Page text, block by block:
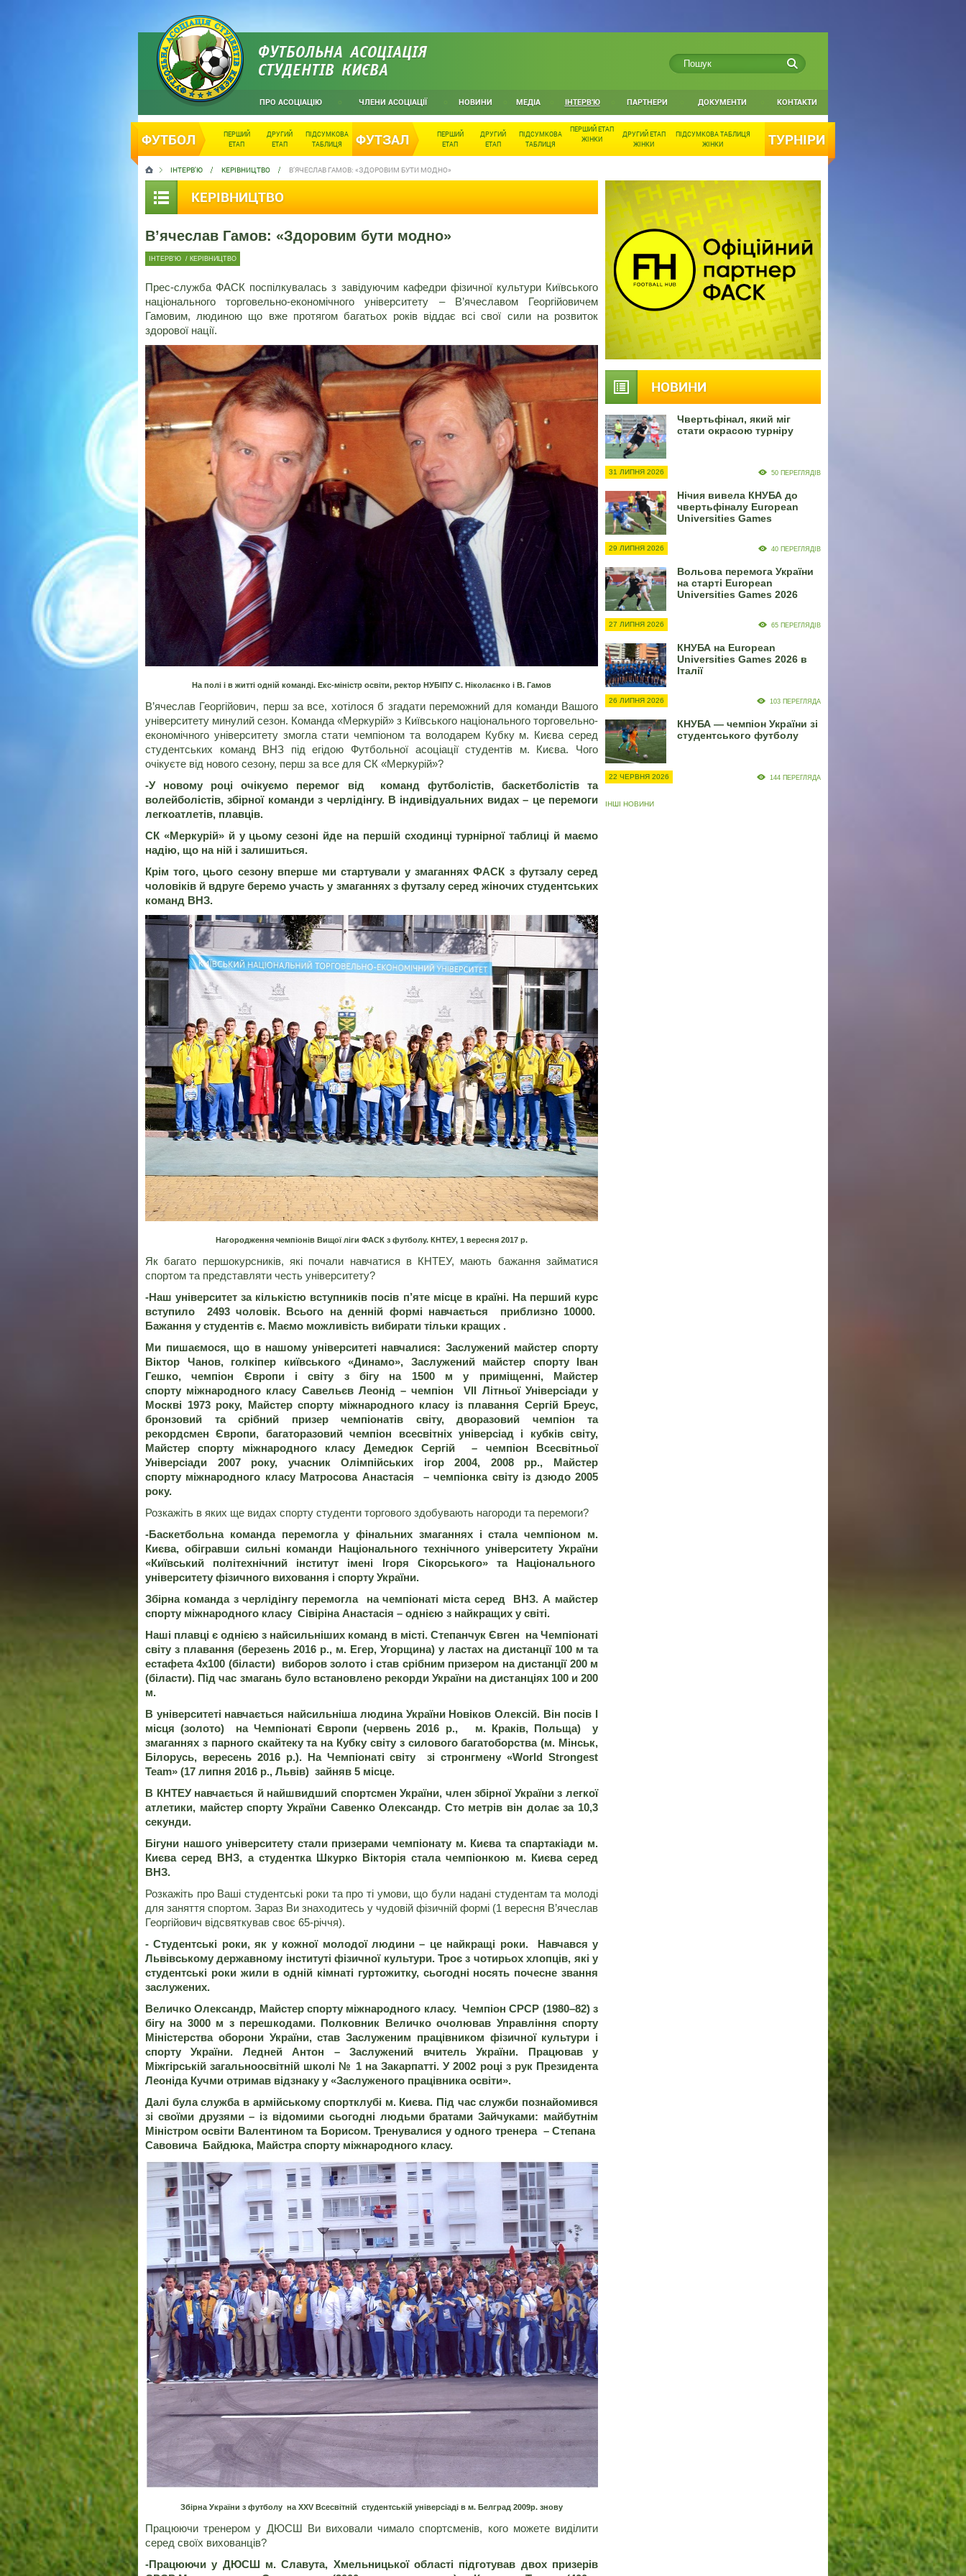
ФУТБОЛЬНА АСОЦІАЦІЯ
СТУДЕНТІВ КИЄВА
ПРО АСОЦІАЦІЮ ЧЛЕНИ АСОЦІАЦІЇ НОВИНИ МЕДІА ІНТЕРВ'Ю ПАРТНЕРИ ДОКУМЕНТИ КОНТАКТИ
ФУТБОЛ
ПЕРШИЙ
ЕТАП
ДРУГИЙ
ЕТАП
ПІДСУМКОВА
ТАБЛИЦЯ
ФУТЗАЛ
ПЕРШИЙ
ЕТАП
ДРУГИЙ
ЕТАП
ПІДСУМКОВА
ТАБЛИЦЯ
ПЕРШИЙ ЕТАП
ЖІНКИ
ДРУГИЙ ЕТАП
ЖІНКИ
ПІДСУМКОВА ТАБЛИЦЯ
ЖІНКИ
ТУРНІРИ
ІНТЕРВ'Ю КЕРІВНИЦТВО В’ЯЧЕСЛАВ ГАМОВ: «ЗДОРОВИМ БУТИ МОДНО»
КЕРІВНИЦТВО
В’ячеслав Гамов: «Здоровим бути модно»
ІНТЕРВ'Ю / КЕРІВНИЦТВО
Прес-служба ФАСК поспілкувалась з завідуючим кафедри фізичної культури Київського
національного торговельно-економічного університету – В’ячеславом Георгійовичем
Гамовим, людиною що вже протягом багатьох років віддає всі свої сили на розвиток
здорової нації.
На полі і в житті одній команді. Екс-міністр освіти, ректор НУБІПУ С. Ніколаєнко і В. Гамов
В’ячеслав Георгійович, перш за все, хотілося б згадати переможний для команди Вашого
університету минулий сезон. Команда «Меркурій» з Київського національного торговельно-
економічного університету змогла стати чемпіоном та володарем Кубку м. Києва серед
студентських команд ВНЗ під егідою Футбольної асоціації студентів м. Києва. Чого
очікуєте від нового сезону, перш за все для СК «Меркурій»?
-У новому році очікуємо перемог від команд футболістів, баскетболістів та
волейболістів, збірної команди з черлідінгу. В індивідуальних видах – це перемоги
легкоатлетів, плавців.
СК «Меркурій» й у цьому сезоні йде на першій сходинці турнірної таблиці й маємо
надію, що на ній і залишиться.
Крім того, цього сезону вперше ми стартували у змаганнях ФАСК з футзалу серед
чоловіків й вдруге беремо участь у змаганнях з футзалу серед жіночих студентських
команд ВНЗ.
Нагородження чемпіонів Вищої ліги ФАСК з футболу. КНТЕУ, 1 вересня 2017 р.
Як багато першокурсників, які почали навчатися в КНТЕУ, мають бажання займатися
спортом та представляти честь університету?
-Наш університет за кількістю вступників посів п’яте місце в країні. На перший курс
вступило 2493 чоловік. Всього на денній формі навчається приблизно 10000.
Бажання у студентів є. Маємо можливість вибирати тільки кращих .
Ми пишаємося, що в нашому університеті навчалися: Заслужений майстер спорту
Віктор Чанов, голкіпер київського «Динамо», Заслужений майстер спорту Іван
Гешко, чемпіон Європи і світу з бігу на 1500 м у приміщенні, Майстер
спорту міжнародного класу Савельєв Леонід – чемпіон VII Літньої Універсіади у
Москві 1973 року, Майстер спорту міжнародного класу із плавання Сергій Бреус,
бронзовий та срібний призер чемпіонатів світу, дворазовий чемпіон та
рекордсмен
Європи, багаторазовий чемпіон всесвітніх універсіад і кубків світу,
Майстер спорту
міжнародного класу Демедюк Сергій– чемпіон Всесвітньої
Універсіади 2007 року, учасник Олімпійських ігор 2004, 2008 рр., Майстер
спорту міжнародного класу Матросова Анастасія –чемпіонка світу із дзюдо 2005
року.
Розкажіть в яких ще видах спорту студенти торгового здобувають нагороди та перемоги?
-Баскетбольна команда перемогла у фінальних змаганнях і стала чемпіоном м.
Києва, обігравши сильні команди Національного технічного університету України
«Київський політехнічний інститут імені Ігоря Сікорського» та Національного
університету фізичного виховання і спорту України.
Збірна команда з черлідінгу перемогла на чемпіонаті міста серед ВНЗ. А майстер
спорту міжнародного класу Сівіріна Анастасія – однією з найкращих у світі.
Наші плавці є однією з найсильніших команд в місті. Степанчук Євген на Чемпіонаті
світу з плавання (березень 2016 р., м. Егер, Угорщина) у ластах на дистанції 100 м та
естафета 4х100 (біласти) виборов золото і став срібним призером на дистанції 200 м
(біласти). Під час змагань було встановлено рекорди України на дистанціях 100 и 200
м.
В університеті навчається найсильніша людина України Новіков Олексій. Він посів І
місця (золото) на Чемпіонаті Європи (червень 2016 р., м. Краків, Польща) у
змаганнях з парного скайтеку та на Кубку світу з силового багатоборства (м. Мінськ,
Білорусь, вересень 2016 р.). На Чемпіонаті світу зі стронгмену «World Strongest
Team» (17 липня 2016 р., Львів) зайняв 5 місце.
В КНТЕУ навчається й найшвидший спортсмен України, член збірної України з легкої
атлетики, майстер спорту України Савенко Олександр. Сто метрів він долає за 10,3
секунди.
Бігуни нашого університету стали призерами чемпіонату м. Києва та спартакіади м.
Києва серед ВНЗ, а студентка Шкурко Вікторія стала чемпіонкою м. Києва серед
ВНЗ.
Розкажіть про Ваші студентські роки та про ті умови, що були надані студентам та молоді
для заняття спортом. Зараз Ви знаходитесь у чудовій фізичній формі (1 вересня В’ячеслав
Георгійович відсвяткував своє 65-річчя).
-Студентські роки, як у кожної молодої людини– це найкращі роки. Навчався у
Львівському державному інституті фізичної культури. Троє з чотирьох хлопців, які у
студентські роки жили в одній кімнаті гуртожитку, сьогодні носять почесне звання
заслужених.
Величко Олександр, Майстер спорту міжнародного класу. Чемпіон СРСР (1980–82) з
бігу на 3000 м з перешкодами. Полковник Величко очолював Управління спорту
Міністерства оборони України, став Заслуженим працівником фізичної культури і
спорту України. Ледней Антон – Заслужений вчитель України. Працював у
Міжгірській загальноосвітній школі № 1 на Закарпатті. У 2002 році з рук Президента
Леоніда Кучми отримав відзнаку у «Заслуженого працівника освіти».
Далі була служба в армійському спортклубі м. Києва. Під час служби познайомився
зі своїми друзями – із відомими сьогодні людьми братами Зайчуками: майбутнім
Міністром освіти Валентином та Борисом. Тренувалися у одного тренера – Степана
Савовича Байдюка, Майстра спорту міжнародного класу.
Збірна України з футболу на ХХV Всесвітній студентській універсіаді в м. Белград 2009р. знову
Працюючи тренером у ДЮСШ Ви виховали чимало спортсменів, кого можете виділити
серед своїх вихованців?
-Працюючи у ДЮСШ м. Славута, Хмельницької області підготував двох призерів
НОВИНИ
Чвертьфінал, який міг
стати окрасою турніру
31 ЛИПНЯ 2026 50 ПЕРЕГЛЯДІВ
Нічия вивела КНУБА до
чвертьфіналу European
Universities Games
29 ЛИПНЯ 2026 40 ПЕРЕГЛЯДІВ
Вольова перемога України
на старті European
Universities Games 2026
27 ЛИПНЯ 2026 65 ПЕРЕГЛЯДІВ
КНУБА на European
Universities Games 2026 в
Італії
26 ЛИПНЯ 2026 103 ПЕРЕГЛЯДА
КНУБА — чемпіон України зі
студентського футболу
22 ЧЕРВНЯ 2026 144 ПЕРЕГЛЯДА
ІНШІ НОВИНИ